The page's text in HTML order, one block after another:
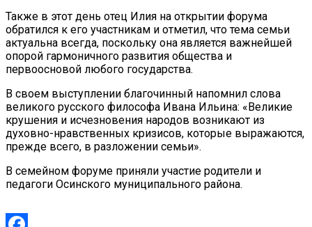
Также в этот день отец Илия на открытии форума
обратился к его участникам и отметил, что тема семьи
актуальна всегда, поскольку она является важнейшей
опорой гармоничного развития общества и
первоосновой любого государства.
В своем выступлении благочинный напомнил слова
великого русского философа Ивана Ильина: «Великие
крушения и исчезновения народов возникают из
духовно-нравственных кризисов, которые выражаются,
прежде всего, в разложении семьи».
В семейном форуме приняли участие родители и
педагоги Осинского муниципального района.